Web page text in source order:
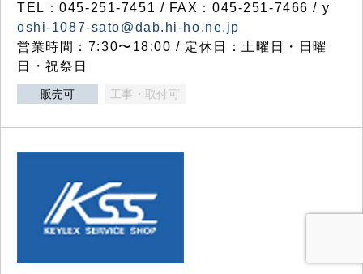
TEL：045-251-7451 / FAX：045-251-7466 / y
oshi-1087-sato@dab.hi-ho.ne.jp
営業時間：7:30〜18:00 / 定休日：土曜日・日曜
日・祝祭日
販売可 工事・取付可